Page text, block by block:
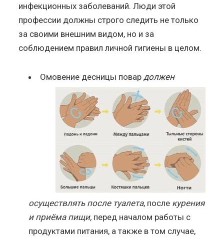
инфекционных заболеваний. Люди этой
профессии должны строго следить не только
за своими внешним видом, но и за
соблюдением правил личной гигиены в целом.
Омовение десницы повар должен
осуществлять после туалета, после курения
и приёма пищи, перед началом работы с
продуктами питания, а также в том случае,